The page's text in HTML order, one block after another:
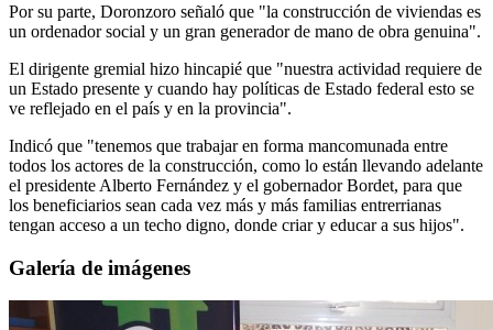
Por su parte, Doronzoro señaló que "la construcción de viviendas es
un ordenador social y un gran generador de mano de obra genuina".
El dirigente gremial hizo hincapié que "nuestra actividad requiere de
un Estado presente y cuando hay políticas de Estado federal esto se
ve reflejado en el país y en la provincia".
Indicó que "tenemos que trabajar en forma mancomunada entre
todos los actores de la construcción, como lo están llevando adelante
el presidente Alberto Fernández y el gobernador Bordet, para que
los beneficiarios sean cada vez más y más familias entrerrianas
tengan acceso a un techo digno, donde criar y educar a sus hijos".
Galería de imágenes